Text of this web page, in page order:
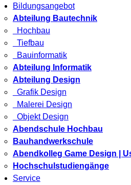
Bildungsangebot
Abteilung Bautechnik
Hochbau
Tiefbau
Bauinformatik
Abteilung Informatik
Abteilung Design
Grafik Design
Malerei Design
Objekt Design
Abendschule Hochbau
Bauhandwerkschule
Abendkolleg Game Design |
Hochschulstudiengänge
Service